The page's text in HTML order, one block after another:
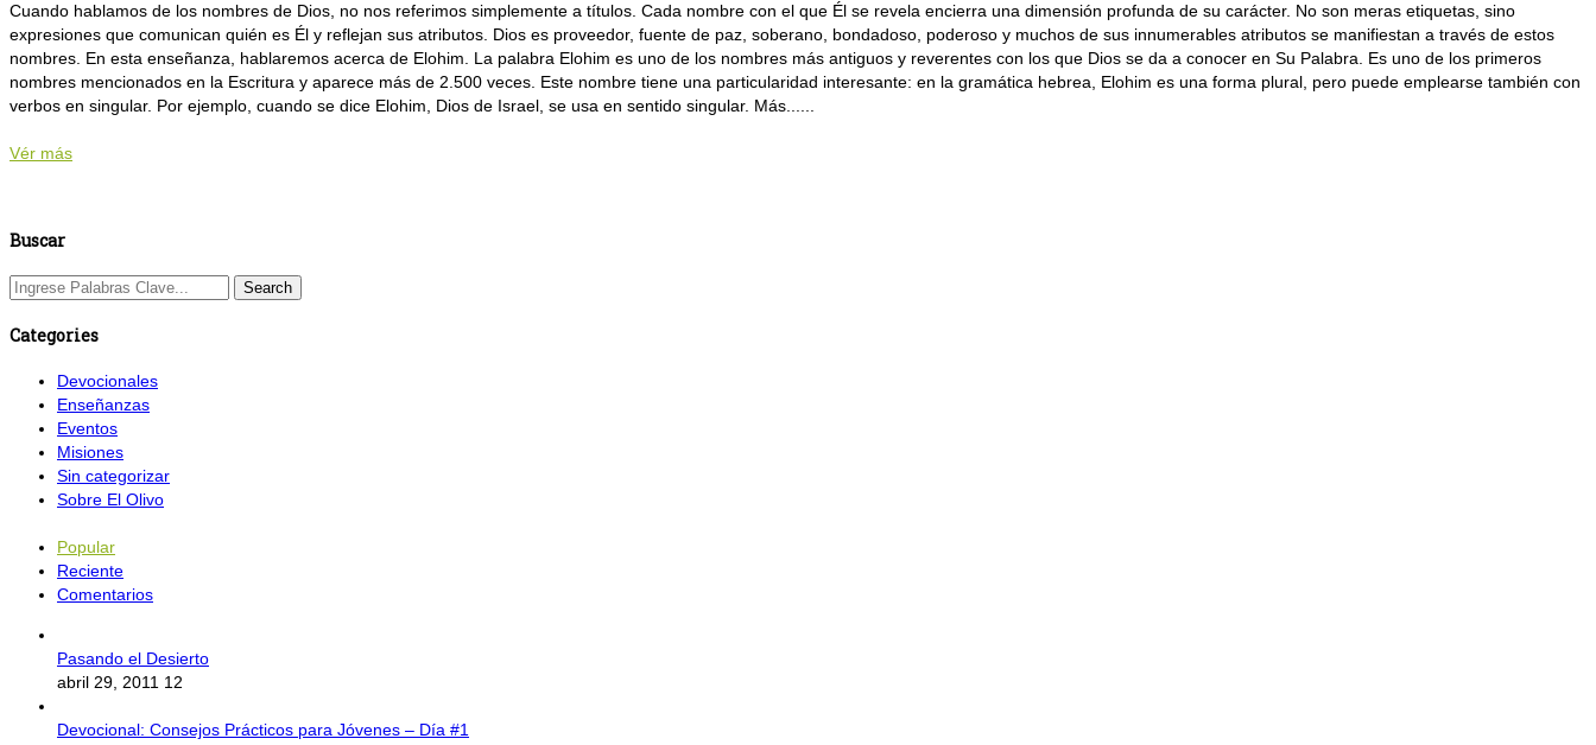
Cuando hablamos de los nombres de Dios, no nos referimos simplemente a títulos. Cada nombre con el que Él se revela encierra una dimensión profunda de su carácter. No son meras etiquetas, sino
expresiones que comunican quién es Él y reflejan sus atributos. Dios es proveedor, fuente de paz, soberano, bondadoso, poderoso y muchos de sus innumerables atributos se manifiestan a través de estos
nombres. En esta enseñanza, hablaremos acerca de Elohim. La palabra Elohim es uno de los nombres más antiguos y reverentes con los que Dios se da a conocer en Su Palabra. Es uno de los primeros
nombres mencionados en la Escritura y aparece más de 2.500 veces. Este nombre tiene una particularidad interesante: en la gramática hebrea, Elohim es una forma plural, pero puede emplearse también con
verbos en singular. Por ejemplo, cuando se dice Elohim, Dios de Israel, se usa en sentido singular. Más......
Vér más
Buscar
Categories
Devocionales
Enseñanzas
Eventos
Misiones
Sin categorizar
Sobre El Olivo
Popular
Reciente
Comentarios
Pasando el Desierto
abril 29, 2011 12
Devocional: Consejos Prácticos para Jóvenes – Día #1